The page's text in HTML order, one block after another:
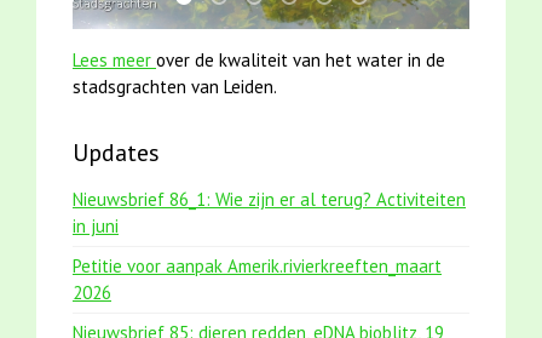
Lees meer over de kwaliteit van het water in de
stadsgrachten van Leiden.
Updates
Nieuwsbrief 86_1: Wie zijn er al terug? Activiteiten
in juni
Petitie voor aanpak Amerik.rivierkreeften_maart
2026
Nieuwsbrief 85: dieren redden, eDNA bioblitz, 19